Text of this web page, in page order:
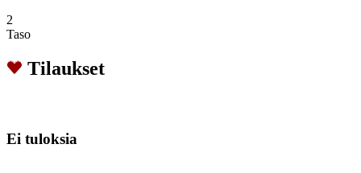
2
Taso
Tilaukset
Ei tuloksia